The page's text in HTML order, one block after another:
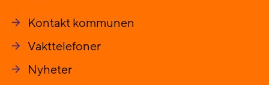
Kontakt kommunen
Vakttelefoner
Nyheter